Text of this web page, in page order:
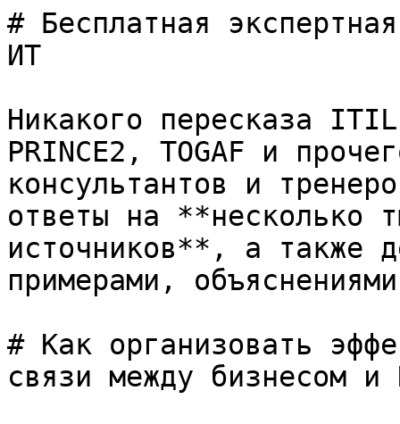
# Бесплатная
ИТ
Никакого пересказа
PRINCE2, TOGAF и
консультантов и
ответы на **несколько
источников**, а также
примерами,
# Как организовать
связи между бизнесом и